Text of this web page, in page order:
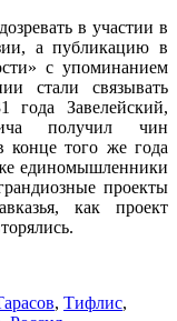
в участии в
а публикацию в
с упоминанием
стали связывать
Завелейский,
получил чин
конце того же года
же единомышленники
проекты
как проект
, Тифлис,